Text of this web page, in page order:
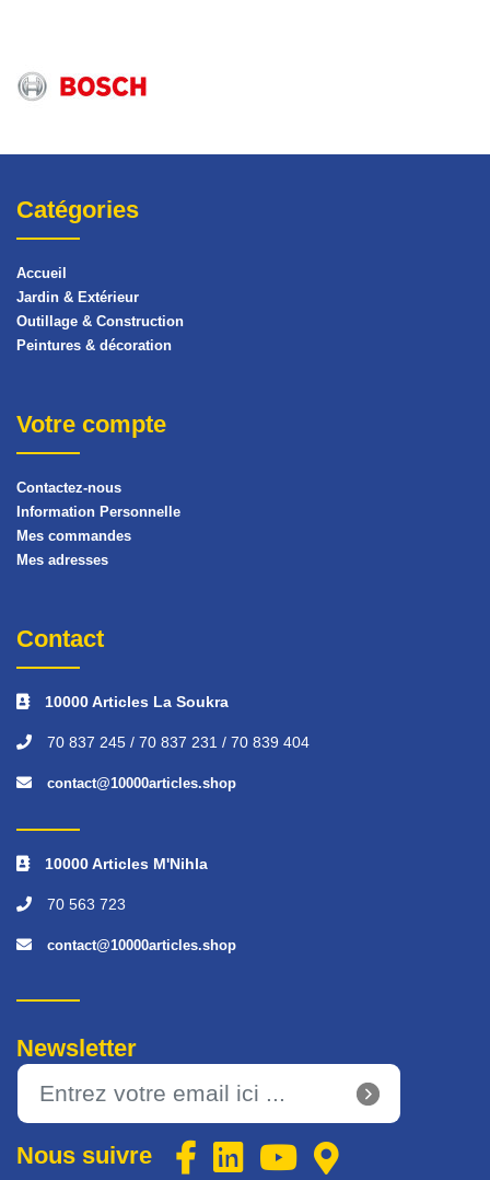
Catégories
Accueil
Jardin & Extérieur
Outillage & Construction
Peintures & décoration
Votre compte
Contactez-nous
Information Personnelle
Mes commandes
Mes adresses
Contact
10000 Articles La Soukra
70 837 245 / 70 837 231 / 70 839 404
contact@10000articles.shop
10000 Articles M'Nihla
70 563 723
contact@10000articles.shop
Newsletter
Nous suivre